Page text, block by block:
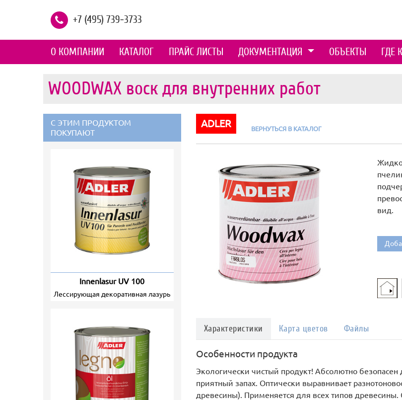
+7 (495) 739-3733
О КОМПАНИИ КАТАЛОГ ПРАЙС ЛИСТЫ ДОКУМЕНТАЦИЯ ОБЪЕКТЫ ГДЕ
WOODWAX воск для внутренних работ
ADLER ВЕРНУТЬСЯ В КАТАЛОГ
вид.
Характеристики Карта цветов Файлы
Особенности продукта
Экологически чистый продукт! Абсолютно
приятный запах. Оптически выравнивает
древесины). Применяется для всех типов
С ЭТИМ ПРОДУКТОМ
ПОКУПАЮТ
Innenlasur UV 100
лессирующая декоративная лазурь